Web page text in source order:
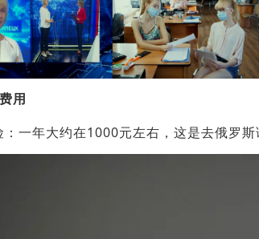
用
：一年大约在1000元左右，这是去俄罗斯